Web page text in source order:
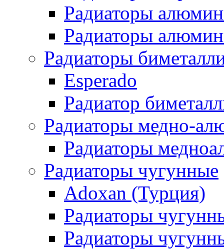
Радиаторы
Радиаторы
Радиаторы
Esperado
Радиатор
Радиаторы медно-
Радиаторы
Радиаторы чугунные
Adoxan (Турция)
Радиаторы
Радиаторы